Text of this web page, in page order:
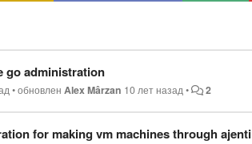
go administration
•обновленAlex Mârzan 10 лет назад• 2
for making vm machines through ajenti